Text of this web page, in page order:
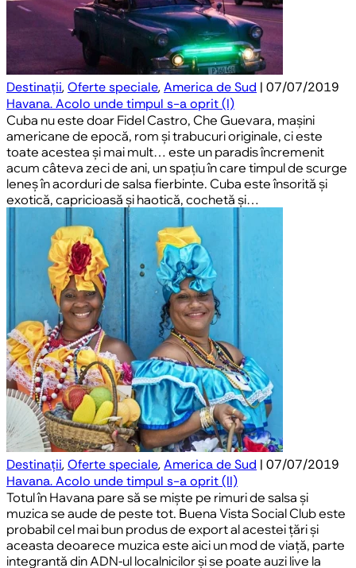
Destinații,Oferte speciale,America de Sud | 07/07/2019
Havana. Acolo unde timpul s-a oprit (I)
Cuba nu este doar Fidel Castro, Che Guevara, mașini
americane de epocă, rom și trabucuri originale, ci este
toate acestea și mai mult… este un paradis încremenit
acum câteva zeci de ani, un spațiu în care timpul de scurge
leneș în acorduri de salsa fierbinte. Cuba este însorită și
exotică, capricioasă și haotică, cochetă și…
Destinații,Oferte speciale,America de Sud | 07/07/2019
Havana. Acolo unde timpul s-a oprit (II)
Totul în Havana pare să se miște pe rimuri de salsa și
muzica se aude de peste tot. Buena Vista Social Club este
probabil cel mai bun produs de export al acestei țări și
aceasta deoarece muzica este aici un mod de viață, parte
integrantă din ADN-ul localnicilor și se poate auzi live la